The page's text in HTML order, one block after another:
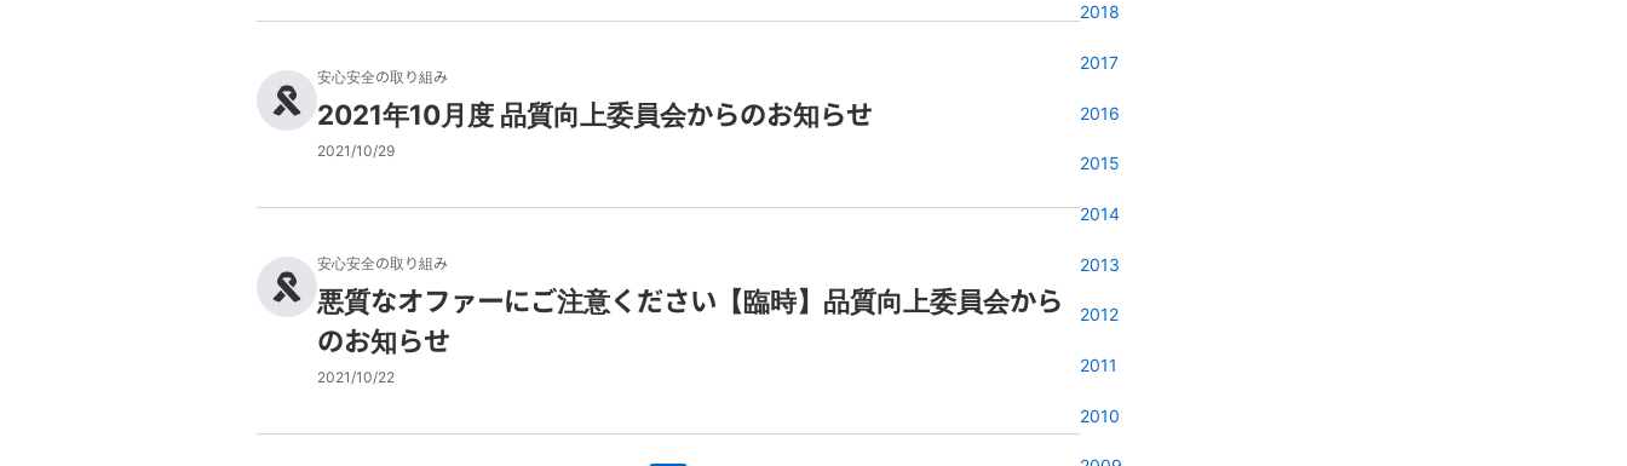
安心安全の取り組み
2021年10月度 品質向上委員会からのお知らせ
2021/10/29
安心安全の取り組み
悪質なオファーにご注意ください【臨時】品質向上委員会から
のお知らせ
2021/10/22
2018
2017
2016
2015
2014
2013
2012
2011
2010